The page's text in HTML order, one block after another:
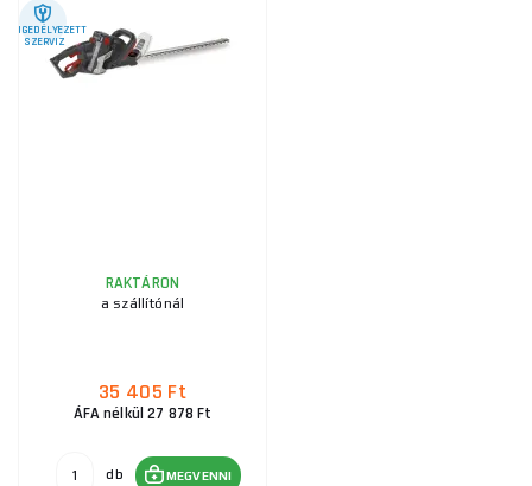
ENGEDÉLYEZETT
SZERVIZ
RAKTÁRON
a szállítónál
35 405 Ft
ÁFA nélkül 27 878 Ft
db MEGVENNI